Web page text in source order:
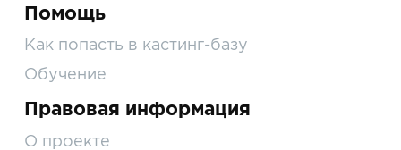
Помощь
Как попасть в кастинг-базу
Обучение
Правовая информация
О проекте